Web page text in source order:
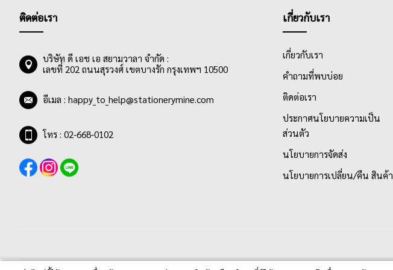
ติดต่อเรา
บริษัท ดี เอช เอ สยามวาลา จำกัด :
เลขที่ 202 ถนนสุรวงศ์ เขตบางรัก กรุงเทพฯ 10500
อีเมล : happy_to_help@stationerymine.com
โทร : 02-668-0102
เกี่ยวกับเรา
เกี่ยวกับเรา
คำถามที่พบบ่อย
ติดต่อเรา
ประกาศนโยบายความเป็น
ส่วนตัว
นโยบายการจัดส่ง
นโยบายการเปลี่ยน/คืน สินค้า